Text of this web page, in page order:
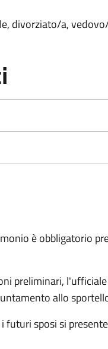
divorziato/a,
è obbligatorio
preliminari,
allo
futuri sposi si